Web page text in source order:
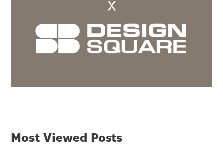
Most Viewed Posts